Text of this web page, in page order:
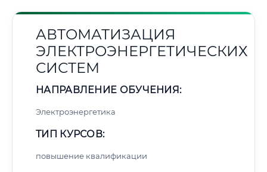
АВТОМАТИЗАЦИЯ
ЭЛЕКТРОЭНЕРГЕТИЧЕСКИХ
СИСТЕМ
НАПРАВЛЕНИЕ ОБУЧЕНИЯ:
Электроэнергетика
ТИП КУРСОВ:
повышение квалификации